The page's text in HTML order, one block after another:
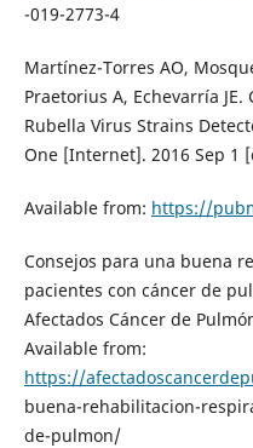
-019-2773-4
Martínez-Torres AO,
Praetorius A, Echevarría
Rubella Virus Strains
One [Internet]. 2016 Sep 1
Available from: https://
Consejos para una buena
pacientes con cáncer de
Afectados Cáncer de
Available from:
https://
buena-rehabilitacion-
de-pulmon/